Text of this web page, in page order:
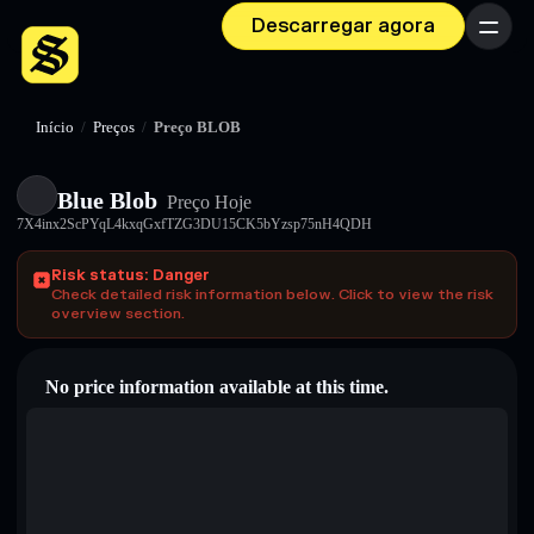
Descarregar agora Menu
Início / Preços / Preço BLOB
Blue Blob Preço Hoje
7X4inx2ScPYqL4kxqGxfTZG3DU15CK5bYzsp75nH4QDH
Risk status: Danger
Check detailed risk information below. Click to view the risk
overview section.
No price information available at this time.